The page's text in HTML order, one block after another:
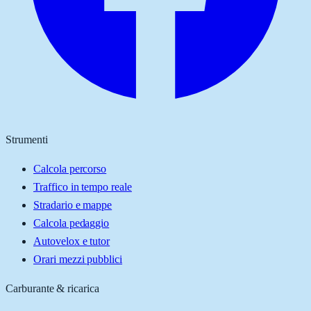
Strumenti
Calcola percorso
Traffico in tempo reale
Stradario e mappe
Calcola pedaggio
Autovelox e tutor
Orari mezzi pubblici
Carburante & ricarica